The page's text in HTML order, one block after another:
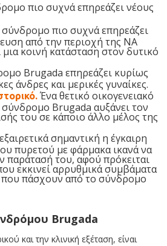
πιο συχνά επηρεάζει νέους
πιο συχνά επηρεάζει
από την περιοχή της ΝΑ
μια κοινή κατάσταση στον δυτικό
Brugada επηρεάζει κυρίως
άνδρες και μερικές γυναίκες.
Ένα θετικό οικογενειακό
σύνδρομο Brugada αυξάνει τον
του σε κάποιο άλλο μέλος της
σημαντική η έγκαιρη
πυρετού με φάρμακα ικανά να
παράτασή του, αφού πρόκειται
εκκινεί αρρυθμικά συμβάματα
που πάσχουν από το σύνδρομο
Brugada
και την κλινική εξέταση, είναι